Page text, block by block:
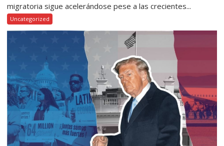
migratoria sigue acelerándose pese a las crecientes...
Uncategorized